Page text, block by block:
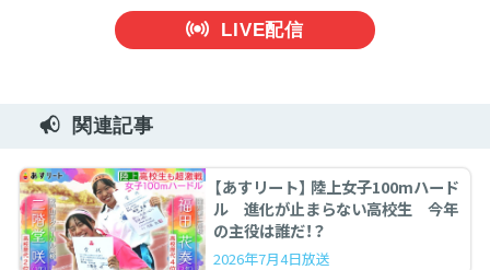
LIVE配信
関連記事
【あすリート】 陸上女子100mハード
ル 進化が止まらない高校生 今年
の主役は誰だ！？
2026年7月4日放送